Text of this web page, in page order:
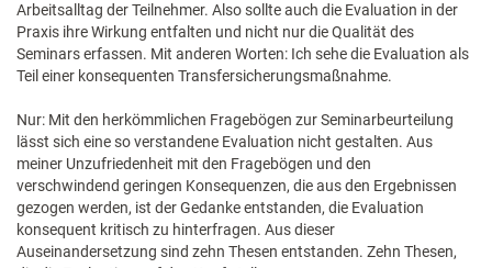
Arbeitsalltag der Teilnehmer. Also sollte auch die Evaluation in der
Praxis ihre Wirkung entfalten und nicht nur die Qualität des
Seminars erfassen. Mit anderen Worten: Ich sehe die Evaluation als
Teil einer konsequenten Transfersicherungsmaßnahme.
Nur: Mit den herkömmlichen Fragebögen zur Seminarbeurteilung
lässt sich eine so verstandene Evaluation nicht gestalten. Aus
meiner Unzufriedenheit mit den Fragebögen und den
verschwindend geringen Konsequenzen, die aus den Ergebnissen
gezogen werden, ist der Gedanke entstanden, die Evaluation
konsequent kritisch zu hinterfragen. Aus dieser
Auseinandersetzung sind zehn Thesen entstanden. Zehn Thesen,